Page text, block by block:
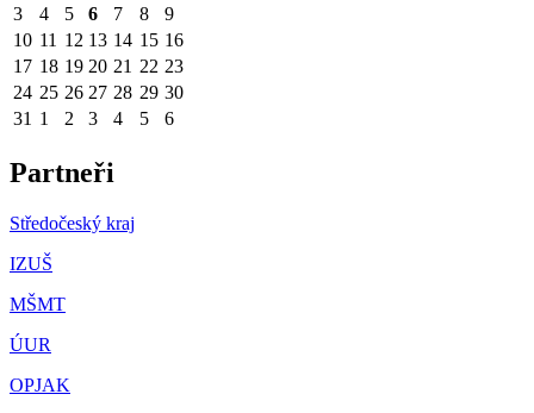
3
4 5 6 7 8
9
10 11 12 13 14 15 16
17 18 19 20 21 22 23
24 25 26 27 28 29 30
31 1 2 3 4 5 6
Partneři
Středočeský kraj
IZUŠ
MŠMT
ÚUR
OPJAK